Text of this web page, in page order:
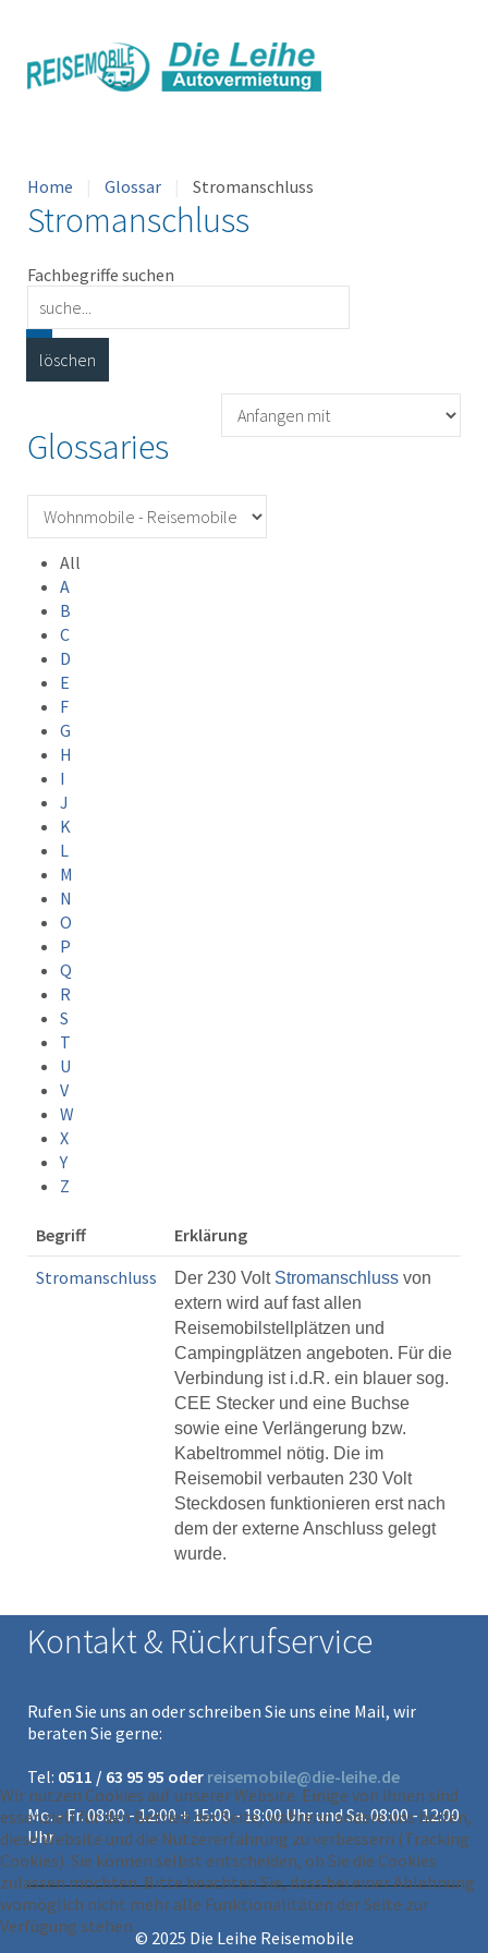
Home Glossar Stromanschluss
Stromanschluss
Fachbegriffe suchen
Glossaries
All
A
B
C
D
E
F
G
H
I
J
K
L
M
N
O
P
Q
R
S
T
U
V
W
X
Y
Z
Begriff
Erklärung
Stromanschluss
Der 230 Volt Stromanschluss von
extern wird auf fast allen
Reisemobilstellplätzen und
Campingplätzen angeboten. Für die
Verbindung ist i.d.R. ein blauer sog.
CEE Stecker und eine Buchse
sowie eine Verlängerung bzw.
Kabeltrommel nötig. Die im
Reisemobil verbauten 230 Volt
Steckdosen funktionieren erst nach
dem der externe Anschluss gelegt
wurde.
Kontakt & Rückrufservice
Rufen Sie uns an oder schreiben Sie uns eine Mail, wir
beraten Sie gerne:
Tel: 0511 / 63 95 95 oder reisemobile@die-leihe.de
Mo. - Fr. 08:00 - 12:00 + 15:00 - 18:00 Uhr und Sa. 08:00 - 12:00
Uhr
© 2025 Die Leihe Reisemobile
Wir nutzen Cookies auf unserer Website. Einige von ihnen sind
essenziell für den Betrieb der Seite, während andere uns helfen,
diese Website und die Nutzererfahrung zu verbessern (Tracking
Cookies). Sie können selbst entscheiden, ob Sie die Cookies
zulassen möchten. Bitte beachten Sie, dass bei einer Ablehnung
womöglich nicht mehr alle Funktionalitäten der Seite zur
Verfügung stehen.